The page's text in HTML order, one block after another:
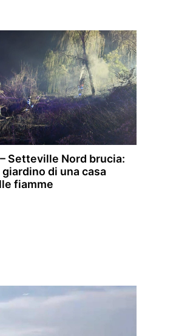
– Setteville Nord brucia:
giardino di una casa
fiamme